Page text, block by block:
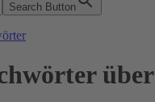
Search Button
über